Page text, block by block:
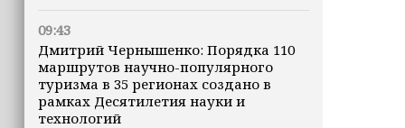
09:43
Дмитрий Чернышенко: Порядка 110
маршрутов научно-популярного
туризма в 35 регионах создано в
рамках Десятилетия науки и
технологий